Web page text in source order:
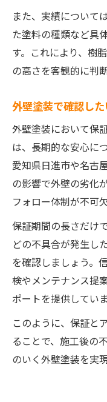
また、実績について
た塗料の種類など具
す。これにより、樹
の高さを客観的に判
外壁塗装で確認し
外壁塗装において保
は、長期的な安心に
愛知県日進市や名古
の影響で外壁の劣化
フォロー体制が不可欠
保証期間の長さだけ
どの不具合が発生し
を確認しましょう。
検やメンテナンス提
ポートを提供していま
このように、保証と
ることで、施工後の
のいく外壁塗装を実